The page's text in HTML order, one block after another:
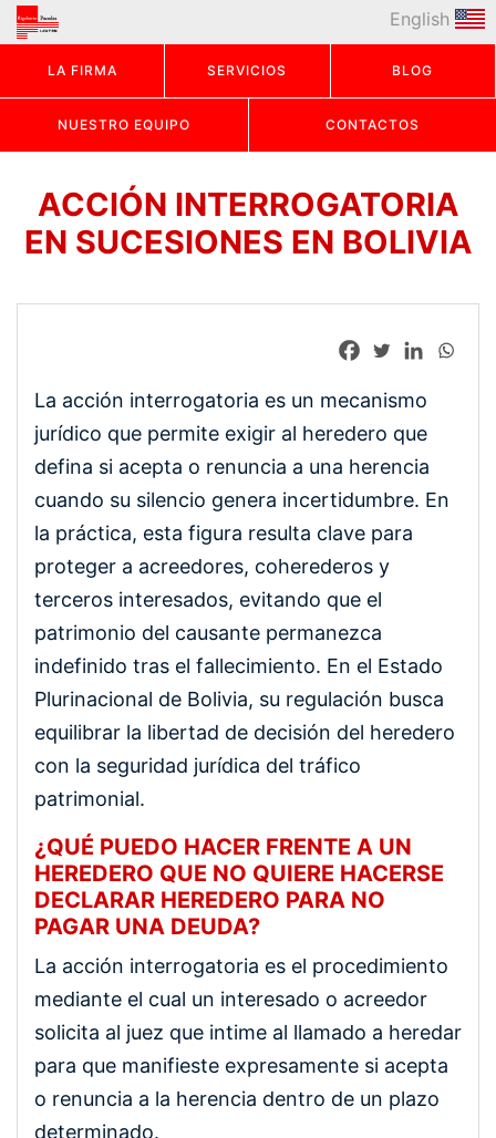
LA FIRMA SERVICIOS BLOG
NUESTRO EQUIPO CONTACTOS
English
ACCIÓN INTERROGATORIA
EN SUCESIONES EN BOLIVIA
La acción interrogatoria es un mecanismo
jurídico que permite exigir al heredero que
defina si acepta o renuncia a una herencia
cuando su silencio genera incertidumbre. En
la práctica, esta figura resulta clave para
proteger a acreedores, coherederos y
terceros interesados, evitando que el
patrimonio del causante permanezca
indefinido tras el fallecimiento. En el Estado
Plurinacional de Bolivia, su regulación busca
equilibrar la libertad de decisión del heredero
con la seguridad jurídica del tráfico
patrimonial.
¿QUÉ PUEDO HACER FRENTE A UN
HEREDERO QUE NO QUIERE HACERSE
DECLARAR HEREDERO PARA NO
PAGAR UNA DEUDA?
La acción interrogatoria es el procedimiento
mediante el cual un interesado o acreedor
solicita al juez que intime al llamado a heredar
para que manifieste expresamente si acepta
o renuncia a la herencia dentro de un plazo
determinado.